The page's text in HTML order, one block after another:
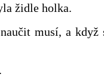
židle holka.
musí, a